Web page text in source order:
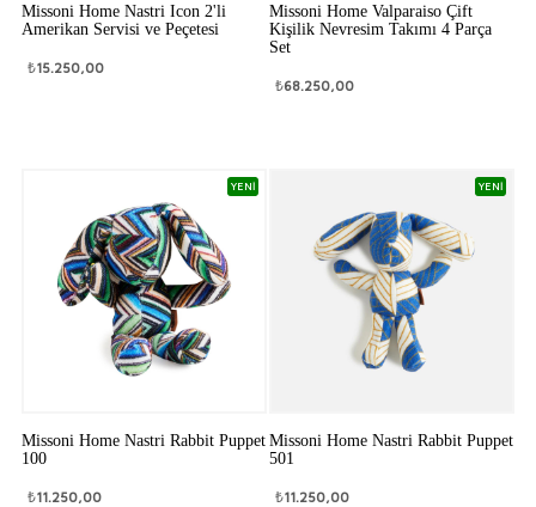
Missoni Home Nastri Icon 2'li
Amerikan Servisi ve Peçetesi
₺15.250,00
Missoni Home Valparaiso Çift
Kişilik Nevresim Takımı 4 Parça
Set
₺68.250,00
YENİ
Missoni Home Nastri Rabbit Puppet
100
₺11.250,00
YENİ
Missoni Home Nastri Rabbit Puppet
501
₺11.250,00